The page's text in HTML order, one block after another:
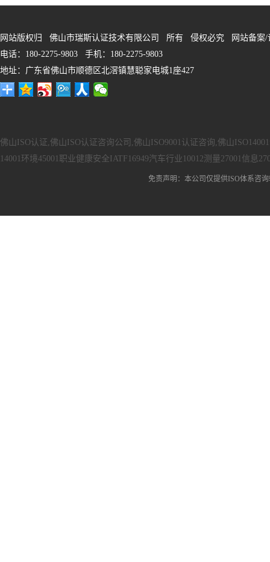
网站版权归 佛山市瑞斯认证技术有限公司 所有 侵权必究 网站备案/
电话：180-2275-9803 手机：180-2275-9803
地址：广东省佛山市顺德区北滘镇慧聪家电城1座427
佛山ISO认证,佛山ISO认证咨询公司,佛山ISO9001认证咨询,佛山
14001环境45001职业健康安全IATF16949汽车行业10012测量27001信息
免责声明：本公司仅提供ISO体系咨